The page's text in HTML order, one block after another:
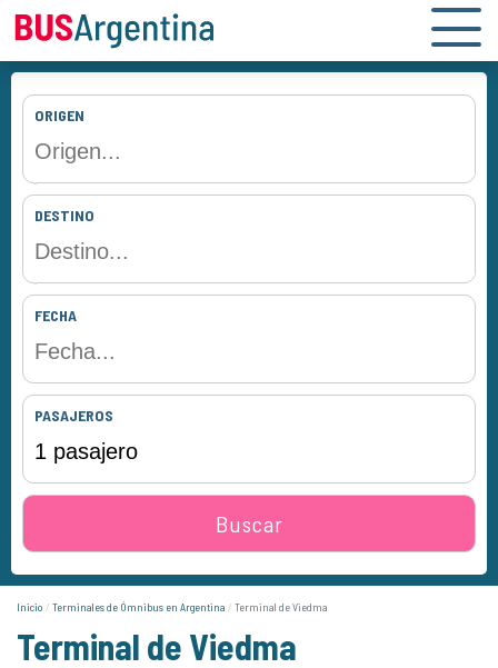
ORIGEN
DESTINO
FECHA
PASAJEROS
Buscar
Inicio Terminales de Ómnibus en Argentina Terminal de Viedma
Terminal de Viedma